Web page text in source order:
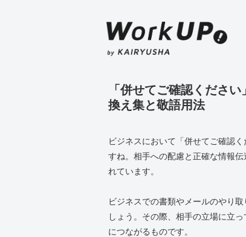
「併せてご確認くださ
換え集と敬語用法
ビジネスにおいて「併せてご確認
すね。相手への配慮と正確な情報
れています。
ビジネスでの書類やメールのやり
しょう。その際、相手の立場に立
につながるものです。